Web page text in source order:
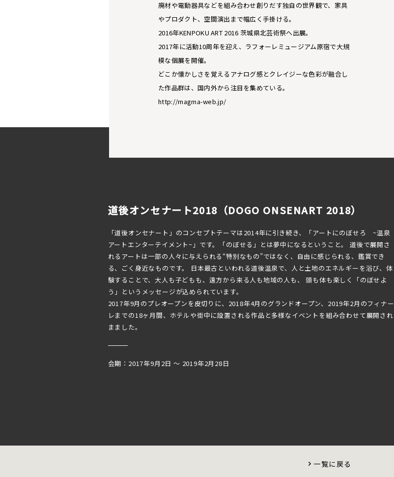
廃材や電動器具などを組み合わせ創りだす独自の世界観で、家具
やプロダクト、空間演出まで幅広く手掛ける。
2016年KENPOKU ART 2016 茨城県北芸術祭へ出展。
2017年に活動10周年を迎え、ラフォーレミュージアム原宿で大規
模な個展を開催。
どこか懐かしさを覚えるアナログ感とクレイジーな色彩が融合し
た作品群は、国内外から注目を集めている。
http://magma-web.jp/
道後オンセナート2018（DOGO ONSENART 2018）
「道後オンセナート」のコンセプトテーマは2014年に引き続き、「アートにのぼせろ ~温泉
アートエンターテイメント~」です。「のぼせる」とは夢中になるということ。 道後で展開さ
れるアートは一部の人々に与えられる“特別なもの”ではなく、自由に感じられる、鑑賞でき
る、ごく身近なものです。 日本最古といわれる道後温泉で、人と土地のエネルギーを浴び、体
験することで、大人も子どもも、遠方から来る人も地域の人も、 頭も体も楽しく「のぼせよ
う」というメッセージが込められています。
2017年9月のプレオープンを皮切りに、2018年4月のグランドオープン、2019年2月のフィナー
レまでの18ヶ月間、ホテルや街中に設置される作品と多様なイベントを組み合わせて展開され
まました。
会期：2017年9月2日 〜 2019年2月28日
一覧に戻る